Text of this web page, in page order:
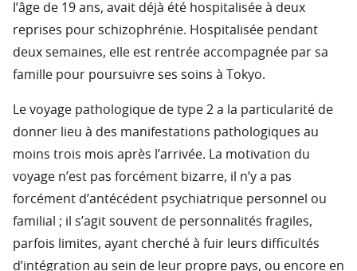
l’âge de 19 ans, avait déjà été hospitalisée à deux
reprises pour schizophrénie. Hospitalisée pendant
deux semaines, elle est rentrée accompagnée par sa
famille pour poursuivre ses soins à Tokyo.
Le voyage pathologique de type 2 a la particularité de
donner lieu à des manifestations pathologiques au
moins trois mois après l’arrivée. La motivation du
voyage n’est pas forcément bizarre, il n’y a pas
forcément d’antécédent psychiatrique personnel ou
familial ; il s’agit souvent de personnalités fragiles,
parfois limites, ayant cherché à fuir leurs difficultés
d’intégration au sein de leur propre pays, ou encore en